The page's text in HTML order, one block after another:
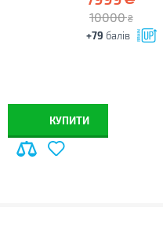
10000 ₴
+79 балів
КУПИТИ